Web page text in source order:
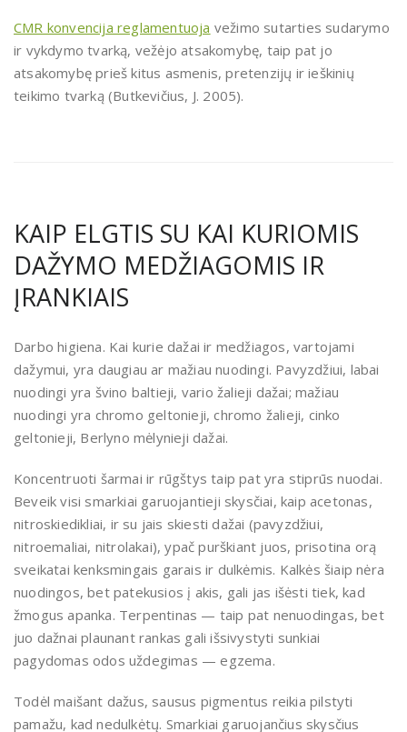
CMR konvencija reglamentuoja vežimo sutarties sudarymo
ir vykdymo tvarką, vežėjo atsakomybę, taip pat jo
atsakomybę prieš kitus asmenis, pretenzijų ir ieškinių
teikimo tvarką (Butkevičius, J. 2005).
KAIP ELGTIS SU KAI KURIOMIS
DAŽYMO MEDŽIAGOMIS IR
ĮRANKIAIS
Darbo higiena. Kai kurie dažai ir medžiagos, vartojami
dažymui, yra daugiau ar mažiau nuodingi. Pavyzdžiui, labai
nuodingi yra švino baltieji, vario žalieji dažai; mažiau
nuodingi yra chromo geltonieji, chromo žalieji, cinko
geltonieji, Berlyno mėlynieji dažai.
Koncentruoti šarmai ir rūgštys taip pat yra stiprūs nuodai.
Beveik visi smarkiai garuojantieji skysčiai, kaip acetonas,
nitroskiedikliai, ir su jais skiesti dažai (pavyzdžiui,
nitroemaliai, nitrolakai), ypač purškiant juos, prisotina orą
sveikatai kenksmingais garais ir dulkėmis. Kalkės šiaip nėra
nuodingos, bet patekusios į akis, gali jas išėsti tiek, kad
žmogus apanka. Terpentinas — taip pat nenuodingas, bet
juo dažnai plaunant rankas gali išsivystyti sunkiai
pagydomas odos uždegimas — egzema.
Todėl maišant dažus, sausus pigmentus reikia pilstyti
pamažu, kad nedulkėtų. Smarkiai garuojančius skysčius